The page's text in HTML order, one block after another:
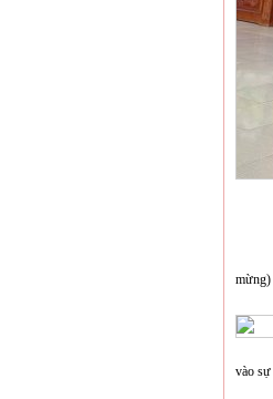
mừng)
vào sự